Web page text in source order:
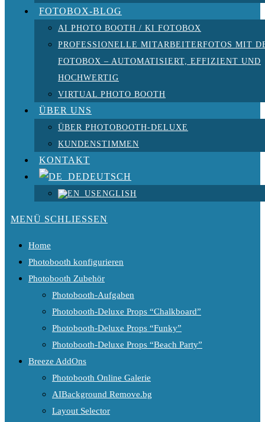
FOTOBOX-BLOG
AI PHOTO BOOTH / KI FOTOBOX
PROFESSIONELLE MITARBEITERFOTOS MIT
FOTOBOX – AUTOMATISIERT, EFFIZIENT UND
HOCHWERTIG
VIRTUAL PHOTO BOOTH
ÜBER UNS
ÜBER PHOTOBOOTH-DELUXE
KUNDENSTIMMEN
KONTAKT
DEUTSCH
ENGLISH
MENÜ SCHLIESSEN
Home
Photobooth konfigurieren
Photobooth Zubehör
Photobooth-Aufgaben
Photobooth-Deluxe Props “Chalkboard”
Photobooth-Deluxe Props “Funky”
Photobooth-Deluxe Props “Beach Party”
Breeze AddOns
Photobooth Online Galerie
AIBackground Remove.bg
Layout Selector